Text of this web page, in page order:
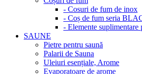
- Cosuri de fum de inox
- Coș de fum seria
- Elemente suplimentare
SAUNE
Pietre pentru saună
Palarii de Sauna
Uleiuri esențiale, Arome
Evaporatoare de arome